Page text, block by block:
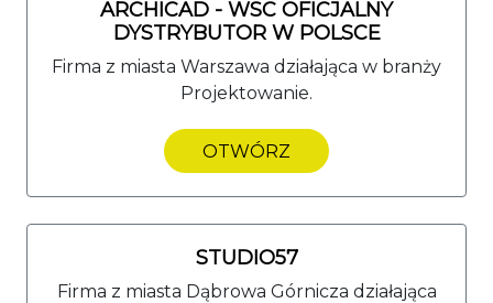
ARCHICAD - WSC OFICJALNY
DYSTRYBUTOR W POLSCE
Firma z miasta Warszawa działająca w branży
Projektowanie.
OTWÓRZ
STUDIO57
Firma z miasta Dąbrowa Górnicza działająca